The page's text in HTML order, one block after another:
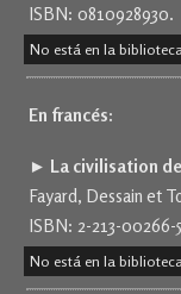
ISBN: 0810928930.
No está en la biblioteca
En francés:
► La civilisation
Fayard, Dessain et
ISBN: 2-213-00266-
No está en la biblioteca